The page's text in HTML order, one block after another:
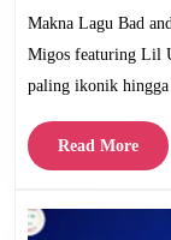
Makna Lagu Bad and Boujee – Migos. Lagu Bad and Boujee dari
Migos featuring Lil
paling ikonik
Read MoreRead
More